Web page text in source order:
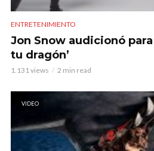
ENTRETENIMIENTO
Jon Snow audicionó
tu dragón’
1.131 views 2 min read
VIDEO